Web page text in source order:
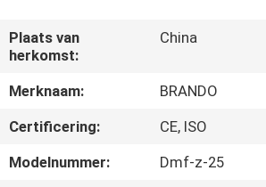
ONS
FABRIEKSTOCHT
KWALITEITSCONTROLE
Plaats van
herkomst:
China
Merknaam:
BRANDO
Certificering:
CE, ISO
Modelnummer:
Dmf-z-25